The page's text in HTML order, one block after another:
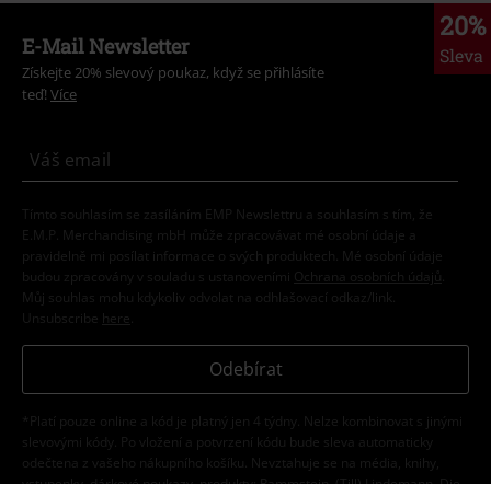
20%
Sleva
E-Mail Newsletter
Získejte 20% slevový poukaz, když se přihlásíte
teď! Více
Tímto souhlasím se zasíláním EMP Newslettru a souhlasím s tím, že
E.M.P. Merchandising mbH může zpracovávat mé osobní údaje a
pravidelně mi posílat informace o svých produktech. Mé osobní údaje
budou zpracovány v souladu s ustanoveními
Ochrana osobních údajů
Můj souhlas mohu kdykoliv odvolat na odhlašovací odkaz/link.
Unsubscribe here
Odebírat
*Platí pouze online a kód je platný jen 4 týdny. Nelze kombinovat s jinými
slevovými kódy. Po vložení a potvrzení kódu bude sleva automaticky
odečtena z vašeho nákupního košíku. Nevztahuje se na média, knihy,